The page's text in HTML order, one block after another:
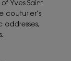
Yves Saint
couturier’s